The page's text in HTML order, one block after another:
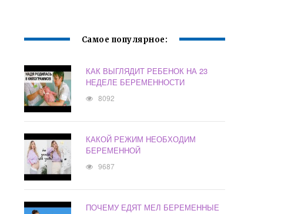
Самое популярное:
КАК ВЫГЛЯДИТ РЕБЕНОК НА 23
НЕДЕЛЕ БЕРЕМЕННОСТИ
8092
КАКОЙ РЕЖИМ НЕОБХОДИМ
БЕРЕМЕННОЙ
9687
ПОЧЕМУ ЕДЯТ МЕЛ БЕРЕМЕННЫЕ